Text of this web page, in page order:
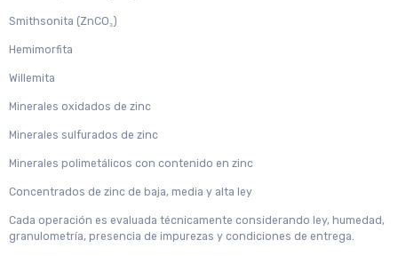
Smithsonita (ZnCO₃)
Hemimorfita
Willemita
Minerales oxidados de zinc
Minerales sulfurados de zinc
Minerales polimetálicos con contenido en zinc
Concentrados de zinc de baja, media y alta ley
Cada operación es evaluada técnicamente considerando ley, humedad,
granulometría, presencia de impurezas y condiciones de entrega.